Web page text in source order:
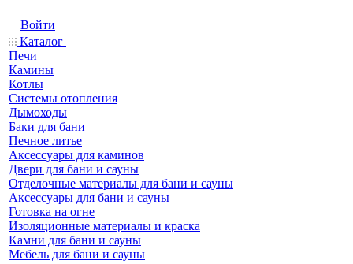
Войти
Каталог
Печи
Камины
Котлы
Системы отопления
Дымоходы
Баки для бани
Печное литье
Аксессуары для каминов
Двери для бани и сауны
Отделочные материалы для бани и сауны
Аксессуары для бани и сауны
Готовка на огне
Изоляционные материалы и краска
Камни для бани и сауны
Мебель для бани и сауны